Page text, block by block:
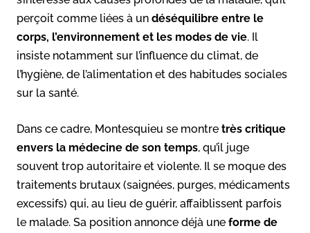
perçoit comme liées à un déséquilibre entre le
corps, l’environnement et les modes de vie. Il
insiste notamment sur l’influence du climat, de
l’hygiène, de l’alimentation et des habitudes sociales
sur la santé.
Dans ce cadre, Montesquieu se montre très critique
envers la médecine de son temps, qu’il juge
souvent trop autoritaire et violente. Il se moque des
traitements brutaux (saignées, purges, médicaments
excessifs) qui, au lieu de guérir, affaiblissent parfois
le malade. Sa position annonce déjà une forme de